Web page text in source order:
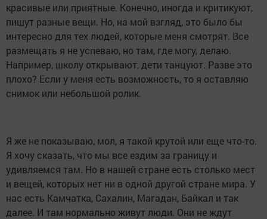
красивые или приятные. Конечно, иногда и критикуют,
пишут разные вещи. Но, на мой взгляд, это было бы
интересно для тех людей, которые меня смотрят. Все
размещать я не успеваю, но там, где могу, делаю.
Например, школу открывают, дети танцуют. Разве это
плохо? Если у меня есть возможность, то я оставляю
снимок или небольшой ролик.
Я же не показываю, мол, я такой крутой или еще что-то.
Я хочу сказать, что мы все ездим за границу и
удивляемся там. Но в нашей стране есть столько мест
и вещей, которых нет ни в одной другой стране мира. У
нас есть Камчатка, Сахалин, Магадан, Байкал и так
далее. И там нормально живут люди. Они не ждут